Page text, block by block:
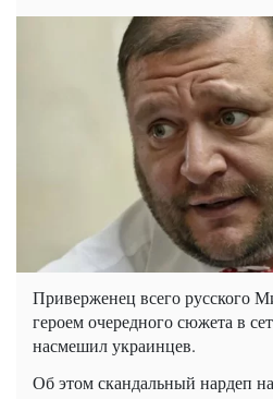
Приверженец всего русского
героем очередного сюжета в
насмешил украинцев.
Об этом скандальный нардеп